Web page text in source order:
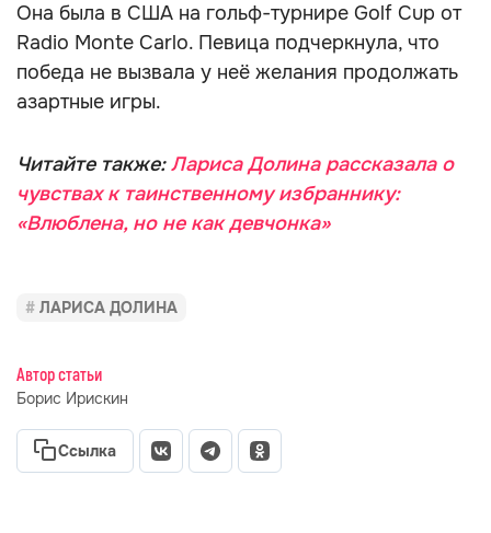
Она была в США на гольф-турнире Golf Cup от
Radio Monte Carlo. Певица подчеркнула, что
победа не вызвала у неё желания продолжать
азартные игры.
Читайте также:Лариса Долина рассказала о
чувствах к таинственному избраннику:
«Влюблена, но не как девчонка»
ЛАРИСА ДОЛИНА
Автор статьи
Борис Ирискин
Ссылка